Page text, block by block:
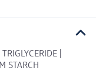
|
STARCH